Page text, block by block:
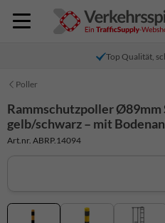
Top Qualität,
Poller
Rammschutzpoller Ø89mm
gelb/schwarz – mit
Art.nr. ABRP.14094